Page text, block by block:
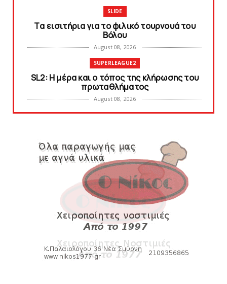
SLIDE
Tα εισιτήρια για το φιλικό τουρνουά του
Bόλου
August 08, 2026
SUPERLEAGUE2
SL2: Η μέρα και ο τόπος της κλήρωσης του
πρωταθλήματος
August 08, 2026
KARA TALKS
August 07, 2026
KARA TALKS
«Kara Talks»: LIVE 21:00
August 07, 2026
SLIDE
Κύπελλο: Την Τετάρτη 19 Αυγούστου το Νίκη
Βόλου - Πανιώνιος
HEADLINES